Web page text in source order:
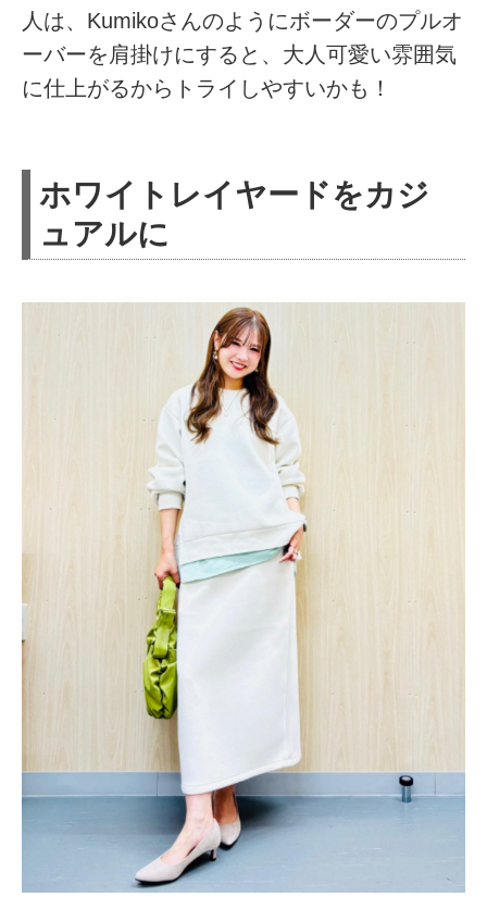
人は、Kumikoさんのようにボーダーのプルオ
ーバーを肩掛けにすると、大人可愛い雰囲気
に仕上がるからトライしやすいかも！
ホワイトレイヤードをカジ
ュアルに